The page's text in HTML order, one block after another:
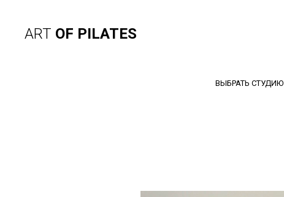
ART OF PILATES
ВЫБРАТЬ СТУДИЮ